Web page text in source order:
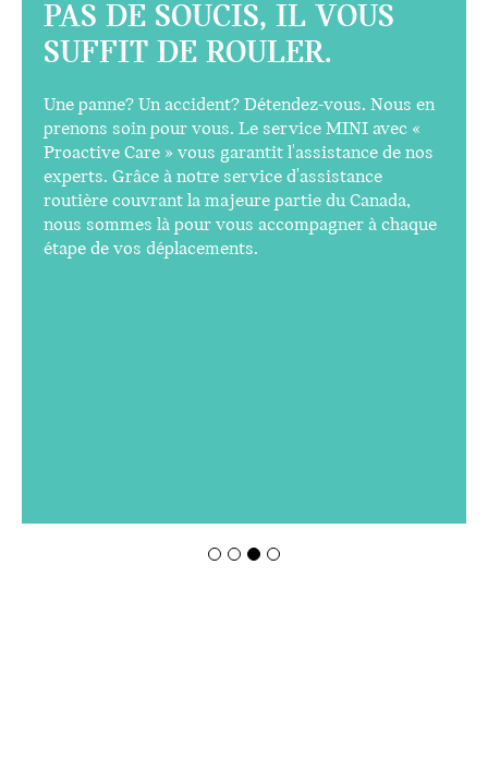
PAS DE SOUCIS, IL VOUS
SUFFIT DE ROULER.
Une panne? Un accident? Détendez-vous. Nous en
prenons soin pour vous. Le service MINI avec «
Proactive Care » vous garantit l'assistance de nos
experts. Grâce à notre service d'assistance
routière couvrant la majeure partie du Canada,
nous sommes là pour vous accompagner à chaque
étape de vos déplacements.